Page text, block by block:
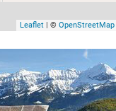
Leaflet | © OpenStreetMap